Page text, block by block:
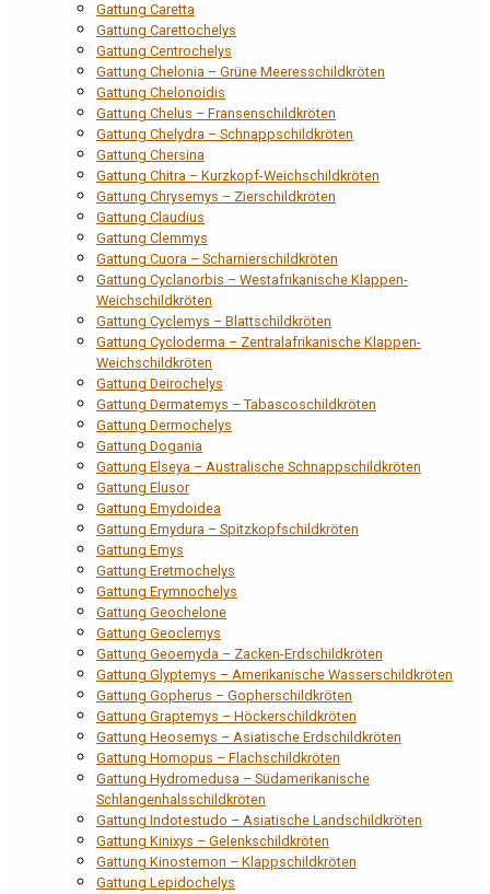
Gattung Caretta
Gattung Carettochelys
Gattung Centrochelys
Gattung Chelonia – Grüne Meeresschildkröten
Gattung Chelonoidis
Gattung Chelus – Fransenschildkröten
Gattung Chelydra – Schnappschildkröten
Gattung Chersina
Gattung Chitra – Kurzkopf-Weichschildkröten
Gattung Chrysemys – Zierschildkröten
Gattung Claudius
Gattung Clemmys
Gattung Cuora – Scharnierschildkröten
Gattung Cyclanorbis – Westafrikanische Klappen-
Weichschildkröten
Gattung Cyclemys – Blattschildkröten
Gattung Cycloderma – Zentralafrikanische Klappen-
Weichschildkröten
Gattung Deirochelys
Gattung Dermatemys – Tabascoschildkröten
Gattung Dermochelys
Gattung Dogania
Gattung Elseya – Australische Schnappschildkröten
Gattung Elusor
Gattung Emydoidea
Gattung Emydura – Spitzkopfschildkröten
Gattung Emys
Gattung Eretmochelys
Gattung Erymnochelys
Gattung Geochelone
Gattung Geoclemys
Gattung Geoemyda – Zacken-Erdschildkröten
Gattung Glyptemys – Amerikanische Wasserschildkröten
Gattung Gopherus – Gopherschildkröten
Gattung Graptemys – Höckerschildkröten
Gattung Heosemys – Asiatische Erdschildkröten
Gattung Homopus – Flachschildkröten
Gattung Hydromedusa – Südamerikanische
Schlangenhalsschildkröten
Gattung Indotestudo – Asiatische Landschildkröten
Gattung Kinixys – Gelenkschildkröten
Gattung Kinosternon – Klappschildkröten
Gattung Lepidochelys